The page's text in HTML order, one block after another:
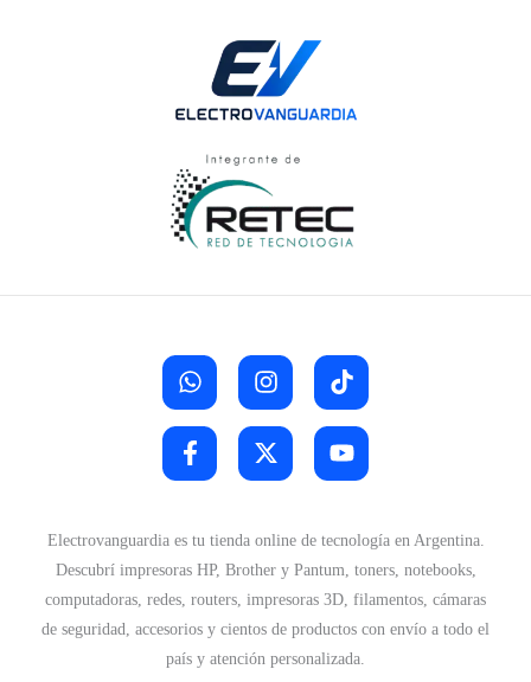
Electrovanguardia es tu tienda online de tecnología en Argentina.
Descubrí impresoras HP, Brother y Pantum, toners, notebooks,
computadoras, redes, routers, impresoras 3D, filamentos, cámaras
de seguridad, accesorios y cientos de productos con envío a todo el
país y atención personalizada.